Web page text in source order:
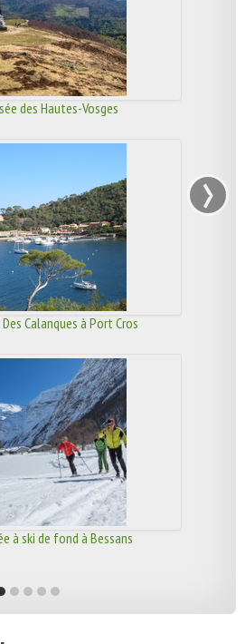
des Hautes-Vosges
Calanques à Port Cros
à ski de fond à Bessans
›